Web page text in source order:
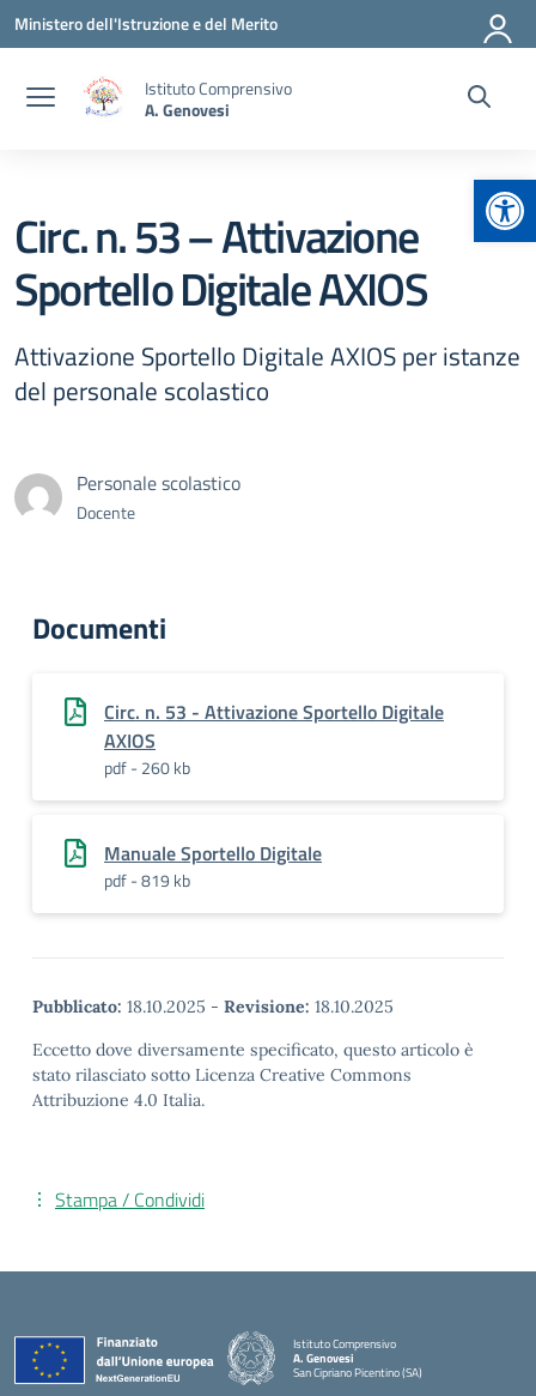
Vai ai contenuti
Vai al menu di navigazione
Vai al footer
Ministero dell'Istruzione e del Merito
Istituto Comprensivo
A. Genovesi
Circ. n. 53 – Attivazione
Sportello Digitale AXIOS
Attivazione Sportello Digitale AXIOS per istanze
del personale scolastico
Personale scolastico
Docente
Documenti
Circ. n. 53 - Attivazione Sportello Digitale
AXIOS
pdf - 260 kb
Manuale Sportello Digitale
pdf - 819 kb
Pubblicato: 18.10.2025 - Revisione: 18.10.2025
Eccetto dove diversamente specificato, questo articolo è
stato rilasciato sotto Licenza Creative Commons
Attribuzione 4.0 Italia.
Stampa / Condividi
Istituto Comprensivo
A. Genovesi
San Cipriano Picentino (SA)
— Visita la pagina iniziale della scuola